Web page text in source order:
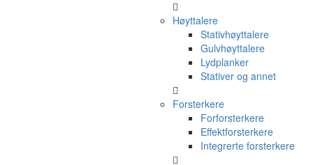
Høyttalere
Stativhøyttalere
Gulvhøyttalere
Lydplanker
Stativer og annet
Forsterkere
Forforsterkere
Effektforsterkere
Integrerte forsterkere